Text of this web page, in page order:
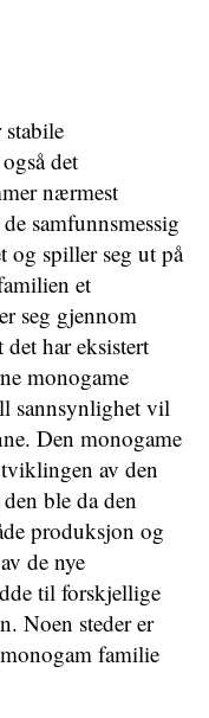
det
nærmest
samfunnsmessig
og spiller seg ut på
et
seg gjennom
har eksistert
monogame
sannsynlighet vil
Den monogame
av den
ble da den
produksjon og
de nye
til forskjellige
Noen steder er
familie